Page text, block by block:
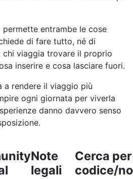
entrambe le cose
di fare tutto, né di
chi viaggia trovare il proprio
inserire e cosa lasciare fuori.
a rendere il viaggio più
ogni giornata per viverla
danno davvero senso
Note
legali
Cerca per
codice/